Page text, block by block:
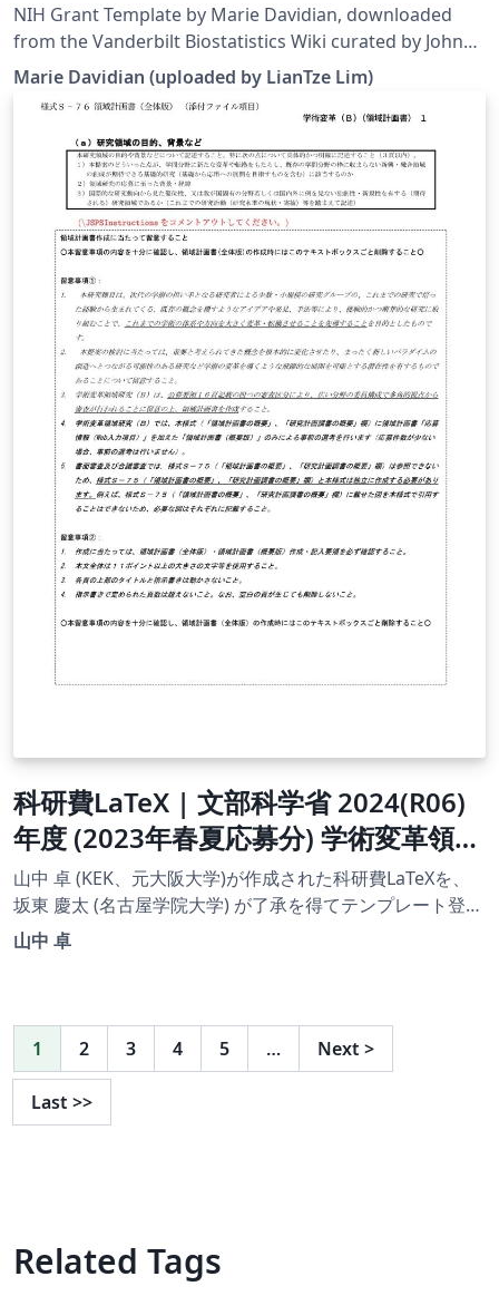
NIH Grant Template by Marie Davidian, downloaded
from the Vanderbilt Biostatistics Wiki curated by John
Bock. Note that the template has been modified to
work on Overleaf. This template may be outdated —
see this and this for more recent alternatives. As a
bonus — here's a guide to grant writing and grant
review process by the same author for a 2008
workshop.
Marie Davidian (uploaded by LianTze Lim)
科研費LaTeX | 文部科学省 2024(R06)
年度 (2023年春夏応募分) 学術変革領域
研究 | 学術変革領域研究(B) (領域計画
書（全体版)) | 2023.04.21
山中 卓 (KEK、元大阪大学)が作成された科研費LaTeXを、
坂東 慶太 (名古屋学院大学) が了承を得てテンプレート登録
しています。 詳細はこちら↓をご確認ください。
山中 卓
1 2 3 4 5 … Next >
Last >>
Related Tags